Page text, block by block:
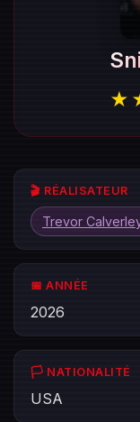
🎬 RÉALISATEUR
Trevor
📅 ANNÉE
2026
🏳️ NATIONALITÉ
USA